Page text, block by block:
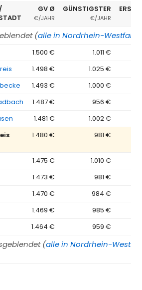
GV Ø
€/JAHR
GÜNSTIGSTER
€/JAHR
(alle in Nordrhein-
1.500 € 1.011 €
1.498 € 1.025 €
1.493 € 1.000 €
1.487 € 956 €
1.481 € 1.002 €
1.480 € 981 €
1.475 € 1.010 €
1.473 € 981 €
1.470 € 984 €
1.469 € 985 €
1.464 € 959 €
(alle in Nordrhein-